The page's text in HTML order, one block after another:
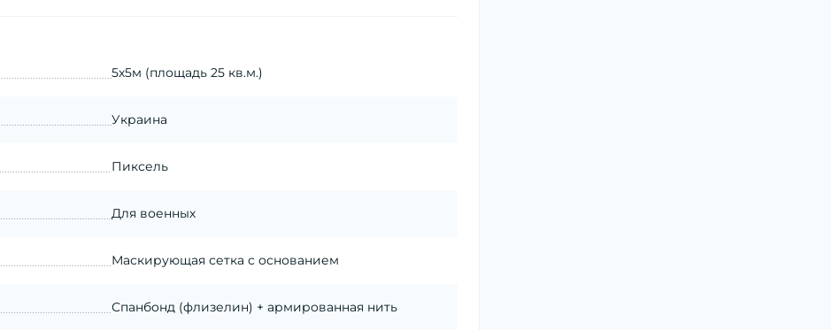
5х5м (площадь 25 кв.м.)
Украина
Пиксель
Для военных
Маскирующая сетка с основанием
Спанбонд (флизелин) + армированная нить